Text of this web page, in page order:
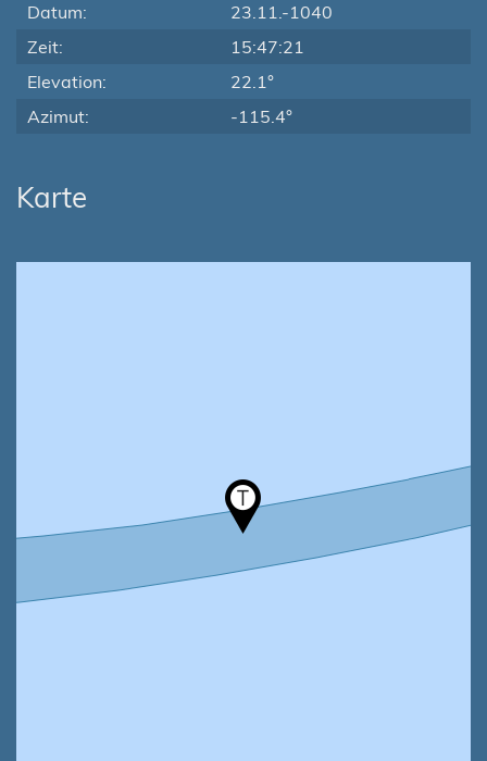
Datum:
23.11.-1040
Zeit:
15:47:21
Elevation:
22.1°
Azimut:
-115.4°
Karte